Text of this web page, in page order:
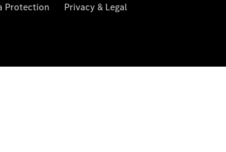
Protection Privacy & Legal